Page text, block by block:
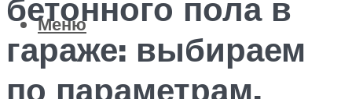
Меню
бетонного пола в
гараже: выбираем
по параметрам,